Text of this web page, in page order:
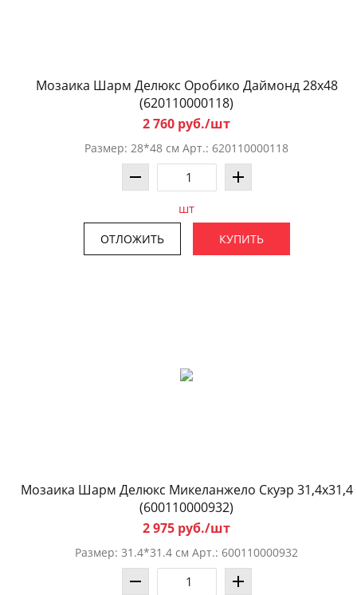
Мозаика Шарм Делюкс Оробико Даймонд 28x48
(620110000118)
2 760 руб./шт
Размер: 28*48 см Арт.: 620110000118
шт
ОТЛОЖИТЬ КУПИТЬ
Мозаика Шарм Делюкс Микеланжело Скуэр 31,4x31,4
(600110000932)
2 975 руб./шт
Размер: 31.4*31.4 см Арт.: 600110000932